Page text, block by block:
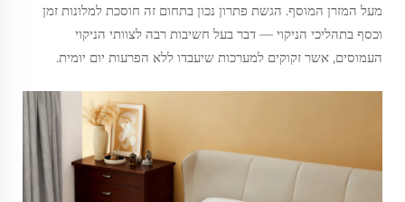
מעל המזרן המוסף. הגשת פתרון נכון בתחום זה חוסכת למלונות זמן
וכסף בתהליכי הניקוי — דבר בעל חשיבות רבה לצוותי הניקוי
העמוסים, אשר זקוקים למערכות שיעבדו ללא הפרעות יום יומית.